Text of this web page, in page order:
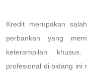
Kredit merupakan
perbankan yang
keterampilan
profesional di bidang ini